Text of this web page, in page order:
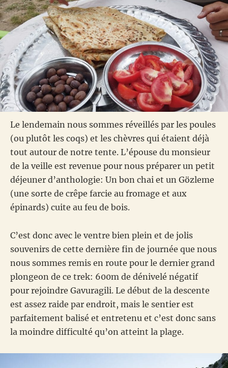
Le lendemain nous sommes réveillés par les poules
(ou plutôt les coqs) et les chèvres qui étaient déjà
tout autour de notre tente. L’épouse du monsieur
de la veille est revenue pour nous préparer un petit
déjeuner d’anthologie: Un bon chai et un Gözleme
(une sorte de crêpe farcie au fromage et aux
épinards) cuite au feu de bois.
C’est donc avec le ventre bien plein et de jolis
souvenirs de cette dernière fin de journée que nous
nous sommes remis en route pour le dernier grand
plongeon de ce trek: 600m de dénivelé négatif
pour rejoindre Gavuragili. Le début de la descente
est assez raide par endroit, mais le sentier est
parfaitement balisé et entretenu et c’est donc sans
la moindre difficulté qu’on atteint la plage.